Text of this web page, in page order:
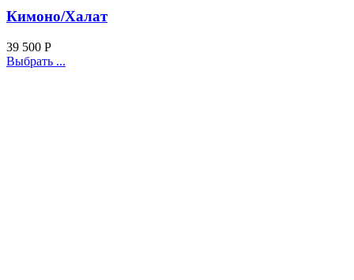
Кимоно/Халат
39 500 Р
Выбрать ...